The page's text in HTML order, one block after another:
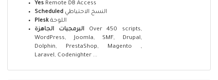
Yes Remote DB Access
Scheduled النسخ الاحتياطي
Plesk اللوحة
البرمجيات الجاهزةOver 450 scripts,
WordPress, Joomla, SMF, Drupal,
Dolphin, PrestaShop, Magento ,
Laravel, Codenighter ...